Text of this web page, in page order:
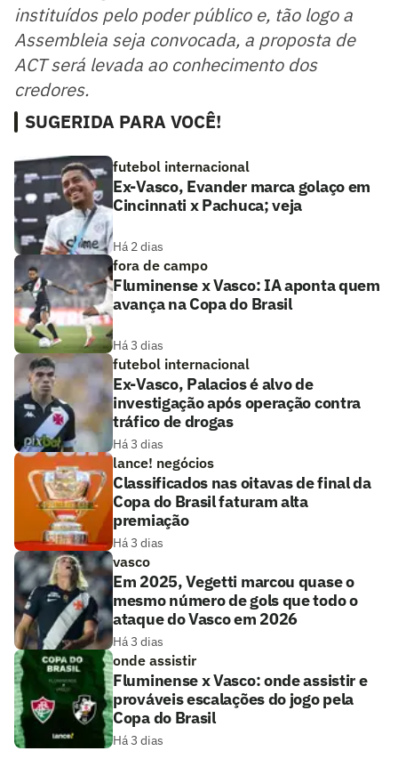
instituídos pelo poder público e, tão logo a
Assembleia seja convocada, a proposta de
ACT será levada ao conhecimento dos
credores.
SUGERIDA PARA VOCÊ!
futebol internacional
Ex-Vasco, Evander marca golaço em
Cincinnati x Pachuca; veja
Há 2 dias
fora de campo
Fluminense x Vasco: IA aponta quem
avança na Copa do Brasil
Há 3 dias
futebol internacional
Ex-Vasco, Palacios é alvo de
investigação após operação contra
tráfico de drogas
Há 3 dias
lance! negócios
Classificados nas oitavas de final da
Copa do Brasil faturam alta
premiação
Há 3 dias
vasco
Em 2025, Vegetti marcou quase o
mesmo número de gols que todo o
ataque do Vasco em 2026
Há 3 dias
onde assistir
Fluminense x Vasco: onde assistir e
prováveis escalações do jogo pela
Copa do Brasil
Há 3 dias